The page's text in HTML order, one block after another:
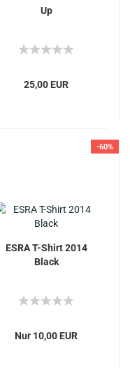
Up
25,00 EUR
-60%
ESRA T-Shirt 2014
Black
Nur 10,00 EUR